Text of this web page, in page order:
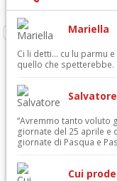
Mariella
Ci li detti… cu lu parmu
quello che spetterebbe.
Salvatore
“Avremmo tanto voluto
giornate del 25 aprile e
giornate di Pasqua e
Cui